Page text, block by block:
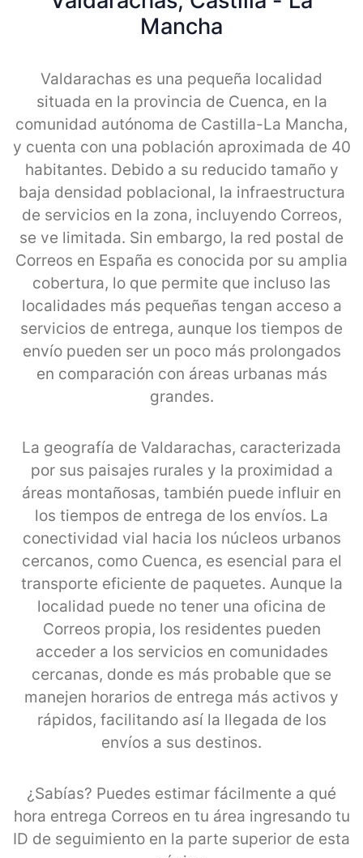
Mancha
Valdarachas es una pequeña localidad
situada en la provincia de Cuenca, en la
comunidad autónoma de Castilla-La Mancha,
y cuenta con una población aproximada de 40
habitantes. Debido a su reducido tamaño y
baja densidad poblacional, la infraestructura
de servicios en la zona, incluyendo Correos,
se ve limitada. Sin embargo, la red postal de
Correos en España es conocida por su amplia
cobertura, lo que permite que incluso las
localidades más pequeñas tengan acceso a
servicios de entrega, aunque los tiempos de
envío pueden ser un poco más prolongados
en comparación con áreas urbanas más
grandes.
La geografía de Valdarachas, caracterizada
por sus paisajes rurales y la proximidad a
áreas montañosas, también puede influir en
los tiempos de entrega de los envíos. La
conectividad vial hacia los núcleos urbanos
cercanos, como Cuenca, es esencial para el
transporte eficiente de paquetes. Aunque la
localidad puede no tener una oficina de
Correos propia, los residentes pueden
acceder a los servicios en comunidades
cercanas, donde es más probable que se
manejen horarios de entrega más activos y
rápidos, facilitando así la llegada de los
envíos a sus destinos.
¿Sabías? Puedes estimar fácilmente a qué
hora entrega Correos en tu área ingresando tu
ID de seguimiento en la parte superior de esta